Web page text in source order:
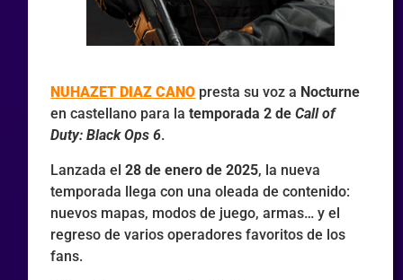
NUHAZET DIAZ CANO presta su voz a Nocturne
en castellano para latemporada 2 deCall of
Duty: Black Ops 6.
Lanzada el28 de enero de 2025, la nueva
temporada llega con una oleada de contenido:
nuevos mapas, modos de juego, armas… y el
regreso de varios operadores favoritos de los
fans.